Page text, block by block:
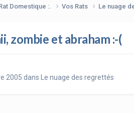
Domestique :. Vos Rats Le nuage
zombie et abraham :-(
2005 dans Le nuage des regrettés